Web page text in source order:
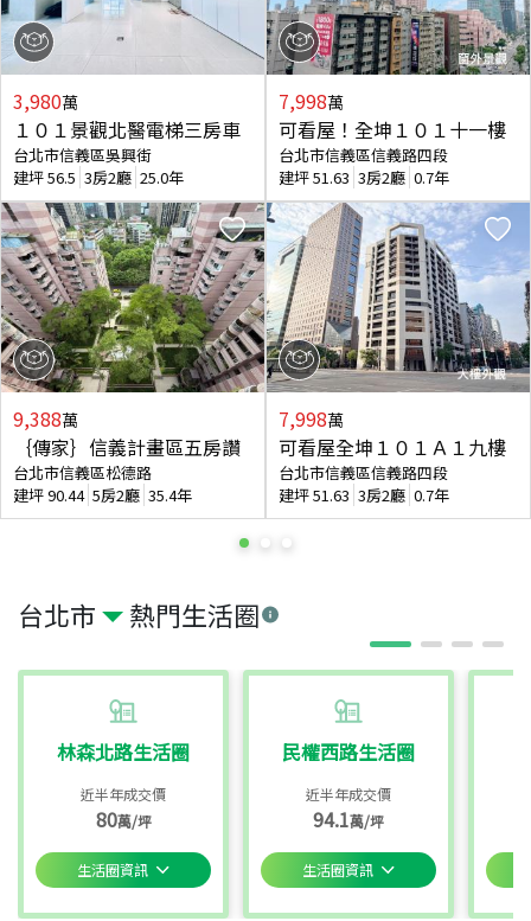
台北市 熱門生活圈
林森北路生活圈
近半年成交價
80萬/坪
生活圈資訊
民權西路生活圈
近半年成交價
94.1萬/坪
生活圈資訊
3,980萬
１０１景觀北醫電梯三房車
台北市信義區吳興街
建坪56.5 3房2廳 25.0年
9,388萬
｛傳家｝信義計畫區五房讚
台北市信義區松德路
建坪90.44 5房2廳 35.4年
7,998萬
可看屋！全坤１０１十一樓
台北市信義區信義路四段
建坪51.63 3房2廳 0.7年
7,998萬
可看屋全坤１０１Ａ１九樓
台北市信義區信義路四段
建坪51.63 3房2廳 0.7年